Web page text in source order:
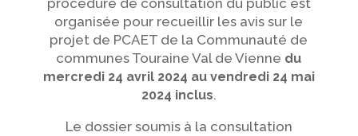
procédure de consultation du public est
organisée pour recueillir les avis sur le
projet de PCAET de la Communauté de
communes Touraine Val de Vienne du
mercredi 24 avril 2024 au vendredi 24 mai
2024 inclus.
Le dossier soumis à la consultation